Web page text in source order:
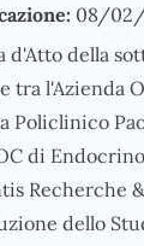
08/
d'Atto della
tra l'Azienda
Policlinico
di
Recherche
dello